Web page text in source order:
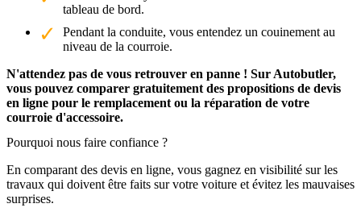
tableau de bord.
Pendant la conduite, vous entendez un couinement au
niveau de la courroie.
N'attendez pas de vous retrouver en panne ! Sur Autobutler,
vous pouvez comparer gratuitement des propositions de devis
en ligne pour le remplacement ou la réparation de votre
courroie d'accessoire.
Pourquoi nous faire confiance ?
En comparant des devis en ligne, vous gagnez en visibilité sur les
travaux qui doivent être faits sur votre voiture et évitez les mauvaises
surprises.